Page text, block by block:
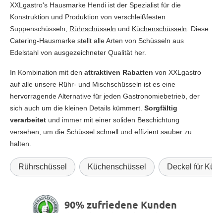
XXLgastro's Hausmarke Hendi ist der Spezialist für die
Konstruktion und Produktion von verschleißfesten
Suppenschüsseln, Rührschüsseln und Küchenschüsseln . Diese
Catering-Hausmarke stellt alle Arten von Schüsseln aus
Edelstahl von ausgezeichneter Qualität her.
In Kombination mit den attraktiven Rabatten von XXLgastro
auf alle unsere Rühr- und Mischschüsseln ist es eine
hervorragende Alternative für jeden Gastronomiebetrieb, der
sich auch um die kleinen Details kümmert. Sorgfältig
verarbeitet und immer mit einer soliden Beschichtung
versehen, um die Schüssel schnell und effizient sauber zu
halten.
Rührschüssel Küchenschüssel Deckel für
90% zufriedene Kunden